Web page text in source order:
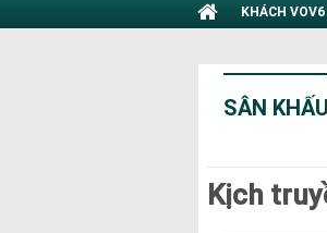
KHÁCH VOV6
SÂN KHẤU
Kịch